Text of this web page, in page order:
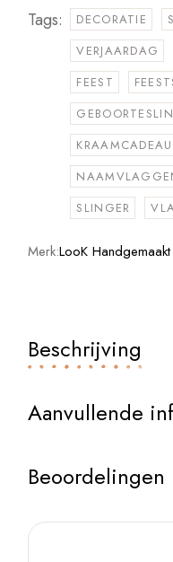
Tags:
DECORATIE
VERJAARDAG
FEEST
KRAAMCADEAU
SLINGER
Merk:LooK Handgemaakt
Beschrijving
Aanvullende
Beoordelingen